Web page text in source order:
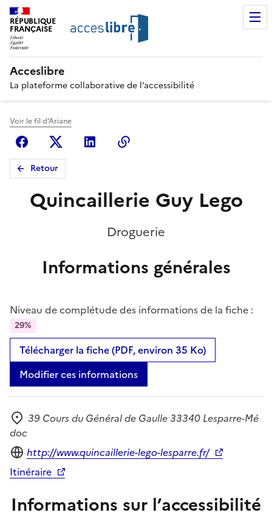
RÉPUBLIQUE
FRANÇAISE
Acceslibre
La plateforme collaborative de l’accessibilité
Voir le fil d'Ariane
FacebookX (anciennement Twitter)
Linkedin
Retour
Quincaillerie Guy Lego
Droguerie
Informations générales
Niveau de complétude des informations de la fiche :
29%
Télécharger la fiche (PDF, environ 35 Ko)
Modifier ces informations
Adresse
39 Cours du Général de Gaulle 33340 Lesparre-Mé
doc
Site internet
http://www.quincaillerie-lego-lesparre.fr/
Itinéraire
Informations sur l’accessibilité